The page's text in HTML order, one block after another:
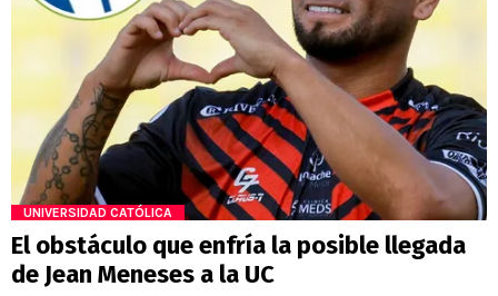
UNIVERSIDAD CATÓLICA
El obstáculo que enfría la posible llegada
de Jean Meneses a la UC